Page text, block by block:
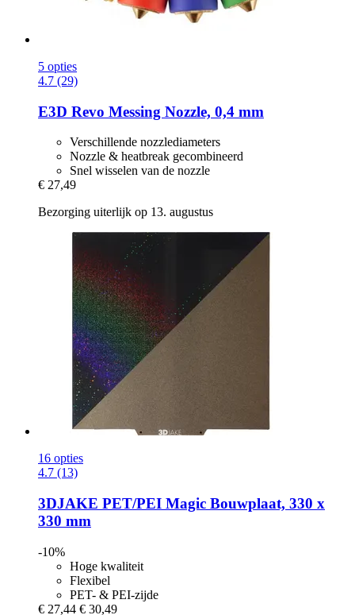
5 opties
4.7 (29)
E3D Revo Messing Nozzle, 0,4 mm
Verschillende nozzlediameters
Nozzle & heatbreak gecombineerd
Snel wisselen van de nozzle
€ 27,49
Bezorging uiterlijk op 13. augustus
16 opties
4.7 (13)
3DJAKE PET/PEI Magic Bouwplaat, 330 x
330 mm
-10%
Hoge kwaliteit
Flexibel
PET- & PEI-zijde
€ 27,44 € 30,49